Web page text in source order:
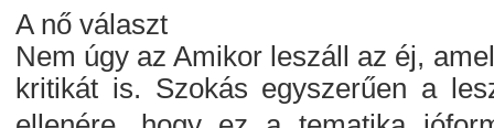
A nő választ
Nem úgy az Amikor leszáll az éj,
kritikát is. Szokás egyszerűen a